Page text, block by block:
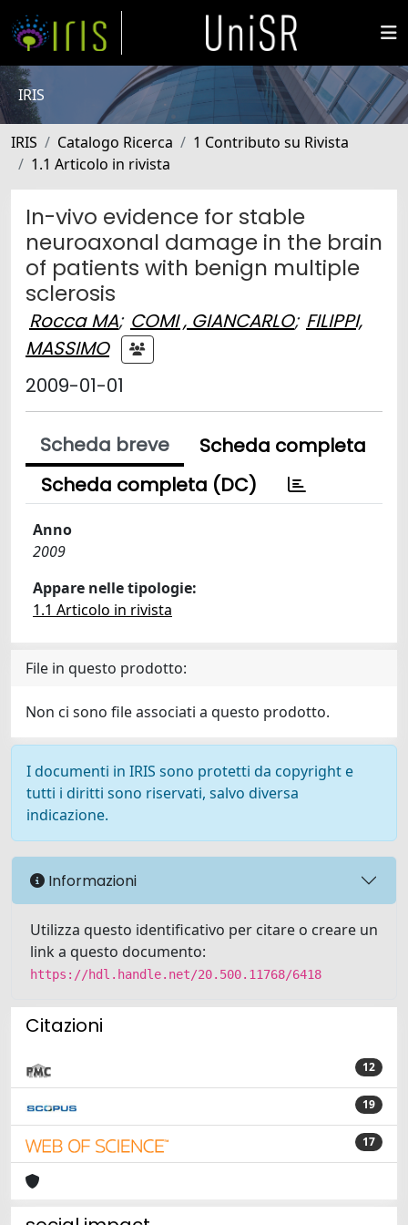
IRIS
IRIS Catalogo Ricerca
1 Contributo su Rivista
1.1 Articolo in rivista
In-vivo evidence for stable
neuroaxonal damage in the brain
of patients with benign multiple
sclerosis
Rocca MA; COMI , GIANCARLO; FILIPPI,
MASSIMO
2009-01-01
Scheda breve
Scheda completa
Scheda completa (DC)
Anno
2009
Appare nelle tipologie:
1.1 Articolo in rivista
File in questo prodotto:
Non ci sono file associati a questo prodotto.
I documenti in IRIS sono protetti da copyright e
tutti i diritti sono riservati, salvo diversa
indicazione.
Informazioni
Utilizza questo identificativo per citare o creare un
link a questo documento:
https://hdl.handle.net/20.500.11768/6418
Citazioni
12
19
17